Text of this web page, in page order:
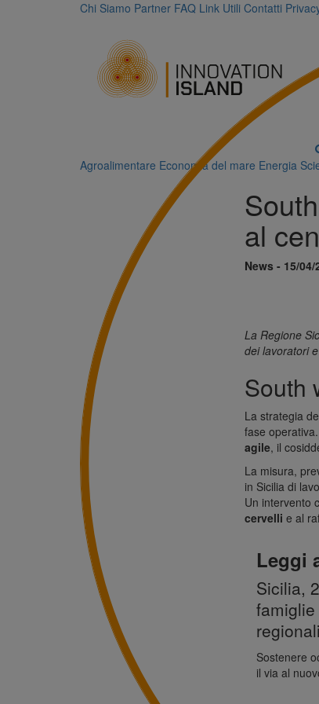
Chi Siamo Partner FAQ Link Utili Contatti
Agroalimentare Economia del mare Energia
al
News - 15/04/
La Regione
dei lavoratori
South
La strategia
fase
agile, il
La misura,
in Sicilia di
Un intervento
cervelli e al
Leggi
Sicilia,
famiglie
regionali
Sostenere
il via al